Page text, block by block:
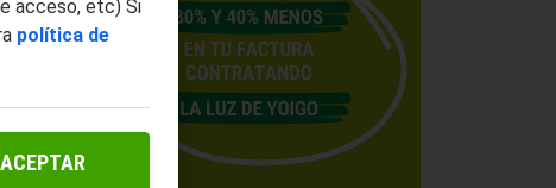
acceso, etc) Si
política de
ACEPTAR